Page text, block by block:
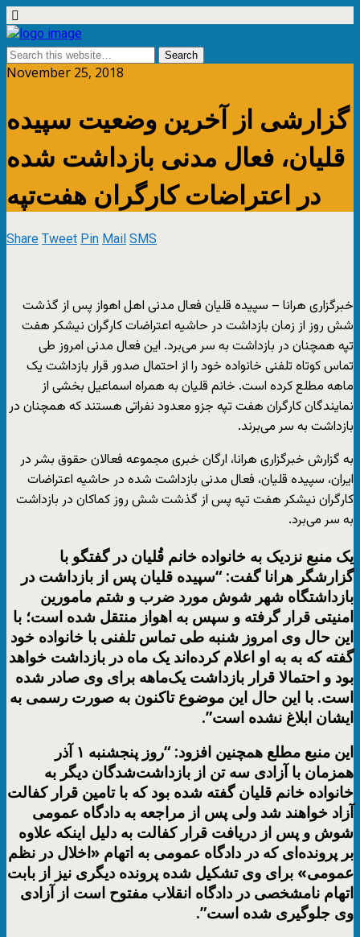
November 25, 2018
گزارشی از آخرین وضعیت سپیده
قلیان، فعال مدنی بازداشت شده
در اعتراضات کارگران هفت‌تپه
ShareTweetPinMailSMS
خبرگزاری هرانا – سپیده قلیان فعال مدنی اهل اهواز پس از گذشت
شش روز از زمان بازداشت در حاشیه اعتراضات کارگران نیشکر هفت
تپه همچنان در بازداشت به سر می‌برد. این فعال مدنی امروز طی
تماس کوتاه تلفنی خانواده خود را از احتمال صدور قرار بازداشت یک
ماهه مطلع کرده است. خانم قلیان به همراه اسماعیل بخشی از
نمایندگان کارگران هفت تپه جزو معدود نفراتی هستند که همچنان در
بازداشت به سر می‌برند.
به گزارش خبرگزاری هرانا، ارگان خبری مجموعه فعالان حقوق بشر در
ایران، سپیده قلیان، فعال مدنی بازداشت شده در حاشیه اعتراضات
کارگران نیشکر هفت تپه پس از گذشت شش روز کماکان در بازداشت
به سر می‌برد.
یک منبع نزدیک به خانواده خانم قُلیان در گفتگو با
گزارشگر هرانا گفت: “سپیده قلیان پس از بازداشت در
بازداشتگاه شهر شوش مورد ضرب و شتم مامورین
امنیتی قرار گرفته و سپس به اهواز منتقل شده است؛ با
این حال وی امروز شنبه طی تماس تلفنی با خانواده خود
گفته که به به او اعلام کرده‌اند یک ماه در بازداشت خواهد
بود و احتمالا قرار بازداشت یک‌ماهه برای وی صادر شده
است. با این حال این موضوع تاکنون به صورت رسمی به
ایشان ابلاغ نشده است”.
این منبع مطلع همچنین افزود: “روز پنجشنبه ۱ آذر
همزمان با آزادی سه تن از بازداشت‌شدگان دیگر به
خانواده خانم قلیان گفته شده بود که با تامین قرار کفالت
آزاد خواهند شد ولی پس از مراجعه به دادگاه عمومی
شوش و پس از دریافت قرار کفالت به دلیل اینکه علاوه
بر پرونده‌ای که در دادگاه عمومی به اتهام «اخلال در نظم
عمومی» برای وی تشکیل شده پرونده دیگری نیز از بابت
اتهام نامشخصی در دادگاه انقلاب مفتوح است از آزادی
وی جلوگیری شده است”.